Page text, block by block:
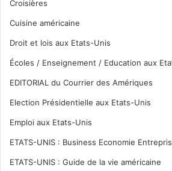
Croisières
Cuisine américaine
Droit et lois aux Etats-Unis
Écoles / Enseignement / Education aux
EDITORIAL du Courrier des Amériques
Election Présidentielle aux Etats-Unis
Emploi aux Etats-Unis
ETATS-UNIS : Business Economie
ETATS-UNIS : Guide de la vie américaine